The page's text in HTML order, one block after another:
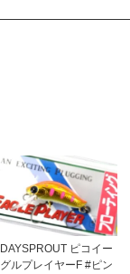
DAYSPROUT ピコイー
グルプレイヤーF #ピン